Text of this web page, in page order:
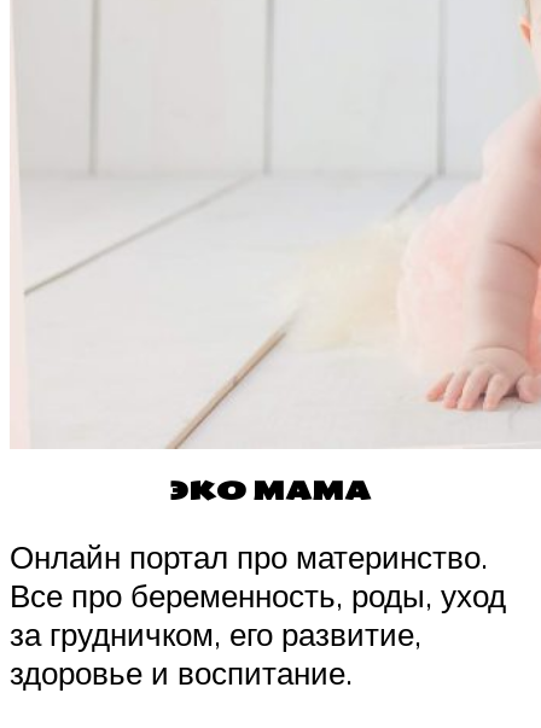
ЭКО МАМА
Онлайн портал про материнство.
Все про беременность, роды, уход
за грудничком, его развитие,
здоровье и воспитание.